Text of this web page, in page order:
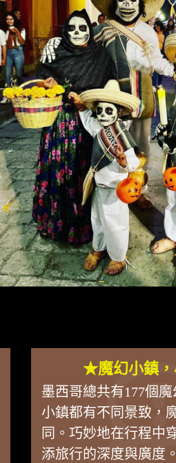
★魔幻小鎮，
墨西哥總共有177個
小鎮都有不同景致，
同。巧妙地在行程中
添旅行的深度與廣度。